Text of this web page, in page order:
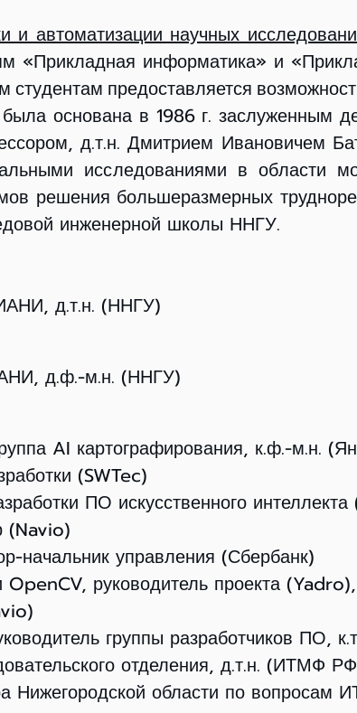
и автоматизации научных
«При­клад­ная ин­фор­ма­ти­ка» и
сту­ден­там предоставляется
основана в 1986 г. за­слу­жен­ным
д.т.н. Дмит­ри­ем Ива­но­ви­чем
ис­сле­до­ва­ни­я­ми в об­ла­сти
ре­ше­ния боль­ше­раз­мер­ных
инженерной школы ННГУ.
д.т.н. (ННГУ)
д.ф.-м.н. (ННГУ)
AI картографирования, к.ф.-м.н.
(SWTec)
ПО искусственного
(Navio)
начальник управления (Сбербанк)
OpenCV, руководитель проекта (Yadro),
водитель группы разработчиков ПО,
отделения, д.т.н.
Нижегородской области по вопросам